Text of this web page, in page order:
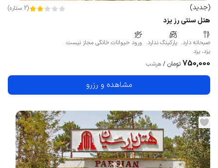
(جدید)
(
2 ستاره)
هتل سنتی رز یزد
صبحانه دارد. پارکینگ ندارد. ورود حیوانات خانگی مجاز نیست.
یزد، یزد
750,000 تومان / هرشب
مشاهده و رزرو